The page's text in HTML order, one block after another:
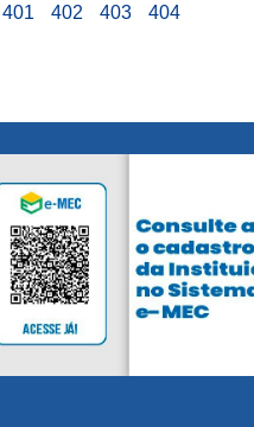
401 402 403 404